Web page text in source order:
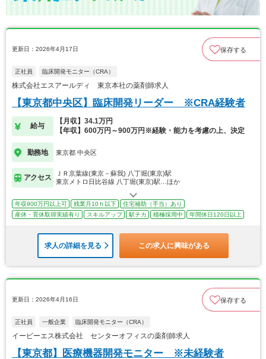
更新日：2026年4月17日 保存する
正社員 臨床開発モニター（CRA）
株式会社エスアールディ 東京本社の薬剤師求人
【東京都中央区】臨床開発リーダー ※CRA経験者
給与
【月収】34.1万円
【年収】600万円～900万円※経験・能力を考慮の上、決定
勤務地 東京都 中央区
アクセス
ＪＲ京葉線(東京－蘇我) 八丁堀(東京)駅
東京メトロ日比谷線 八丁堀(東京)駅…ほか
年収900万円以上可 残業月10ｈ以下
住宅補助（手当）あり
産休・育休取得実績有り
スキルアップ 駅チカ 積極採用中 年間休日120日以上
求人の詳細を見る この求人に興味がある
更新日：2026年4月16日 保存する
正社員 一般企業 臨床開発モニター（CRA）
イーピーエス株式会社 センターオフィスの薬剤師求人
【東京都】医療機器開発モニター ※未経験者